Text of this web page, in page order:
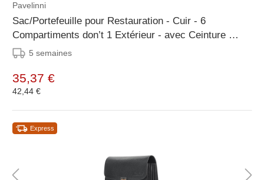
Pavelinni
Sac/Portefeuille pour Restauration - Cuir - 6
Compartiments don’t 1 Extérieur - avec Ceinture en
Nylon - 230x120x30mm
5 semaines
35,37 €
42,44 €
Express